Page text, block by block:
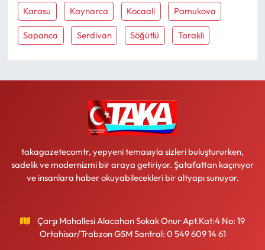
Karasu Kaynarca Kocaali Pamukova
Sapanca Serdivan Söğütlü Tarakli
takagazetecomtr, yepyeni temasıyla sizleri buluştururken,
sadelik ve modernizmi bir araya getiriyor. Şatafattan kaçınıyor
ve insanlara haber okuyabilecekleri bir altyapı sunuyor.
Çarşı Mahallesi Alacahan Sokak Onur Apt.Kat:4 No: 19
Ortahisar/Trabzon GSM Santral: 0 549 609 14 61
Sağlık
Teknoloji